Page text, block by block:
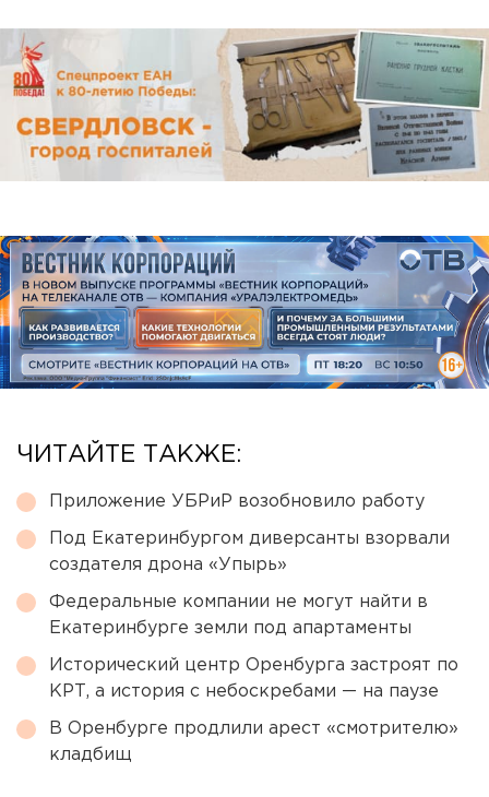
ЧИТАЙТЕ ТАКЖЕ:
Приложение УБРиР возобновило работу
Под Екатеринбургом диверсанты взорвали
создателя дрона «Упырь»
Федеральные компании не могут найти в
Екатеринбурге земли под апартаменты
Исторический центр Оренбурга застроят по
КРТ, а история с небоскребами — на паузе
В Оренбурге продлили арест «смотрителю»
кладбищ